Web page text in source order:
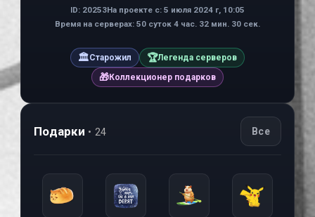
ID: 20253На проекте с: 5 июля 2024 г, 10:05
Время на серверах: 50 суток 4 час. 32 мин. 30 сек.
🏛Старожил 🏆Легенда серверов
🎁Коллекционер подарков
Подарки • 24 Все